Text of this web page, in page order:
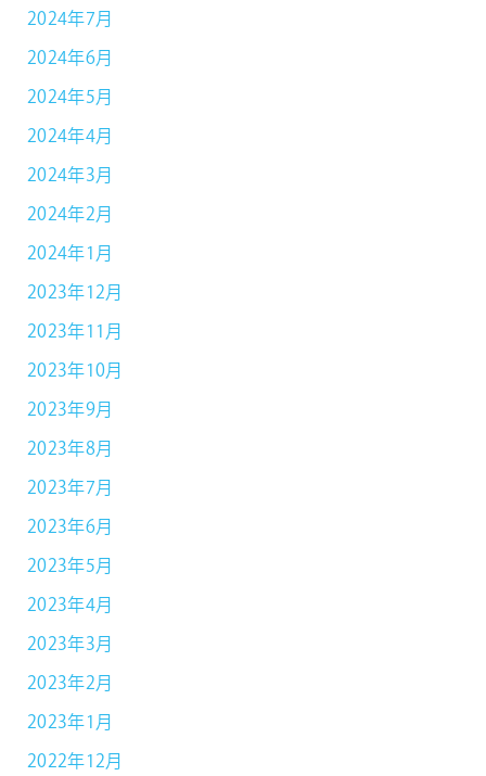
2024年7月
2024年6月
2024年5月
2024年4月
2024年3月
2024年2月
2024年1月
2023年12月
2023年11月
2023年10月
2023年9月
2023年8月
2023年7月
2023年6月
2023年5月
2023年4月
2023年3月
2023年2月
2023年1月
2022年12月